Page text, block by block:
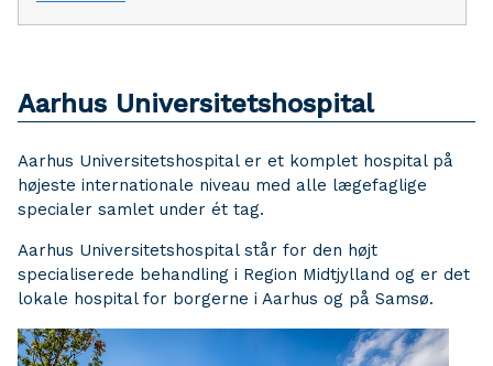
Aarhus Universitetshospital
Aarhus Universitetshospital er et komplet hospital på
højeste internationale niveau med alle lægefaglige
specialer samlet under ét tag.
Aarhus Universitetshospital står for den højt
specialiserede behandling i Region Midtjylland og er det
lokale hospital for borgerne i Aarhus og på Samsø.